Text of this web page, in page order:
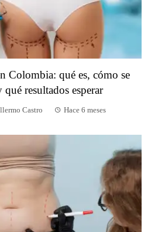
Colombia: qué es, cómo se
qué resultados esperar
Castro Hace 6 meses